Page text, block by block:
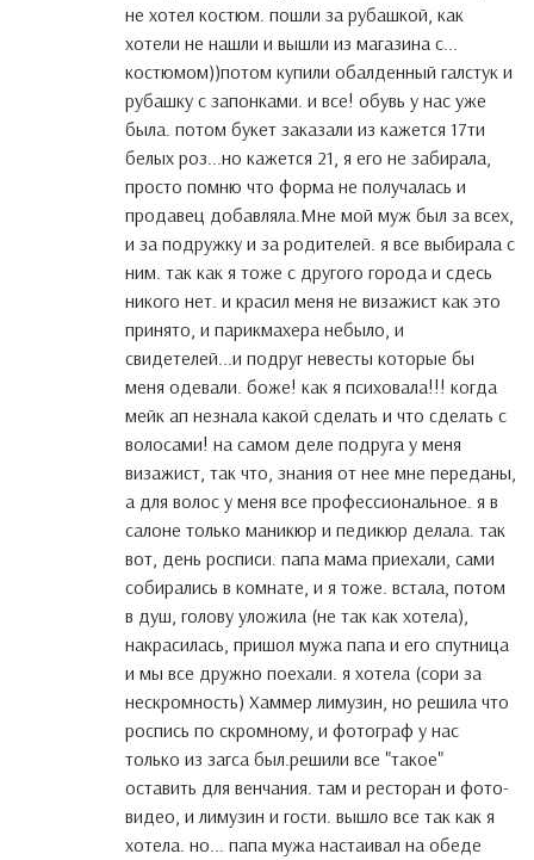
не хотел костюм. пошли за рубашкой, как
хотели не нашли и вышли из магазина с...
костюмом))потом купили обалденный галстук и
рубашку с запонками. и все! обувь у нас уже
была. потом букет заказали из кажется 17ти
белых роз...но кажется 21, я его не забирала,
просто помню что форма не получалась и
продавец добавляла.Мне мой муж был за всех,
и за подружку и за родителей. я все выбирала с
ним. так как я тоже с другого города и сдесь
никого нет. и красил меня не визажист как это
принято, и парикмахера небыло, и
свидетелей...и подруг невесты которые бы
меня одевали. боже! как я психовала!!! когда
мейк ап незнала какой сделать и что сделать с
волосами! на самом деле подруга у меня
визажист, так что, знания от нее мне переданы,
а для волос у меня все профессиональное. я в
салоне только маникюр и педикюр делала. так
вот, день росписи. папа мама приехали, сами
собирались в комнате, и я тоже. встала, потом
в душ, голову уложила (не так как хотела),
накрасилась, пришол мужа папа и его спутница
и мы все дружно поехали. я хотела (сори за
нескромность) Хаммер лимузин, но решила что
роспись по скромному, и фотограф у нас
только из загса был.решили все "такое"
оставить для венчания. там и ресторан и фото-
видео, и лимузин и гости. вышло все так как я
хотела. но... папа мужа настаивал на обеде